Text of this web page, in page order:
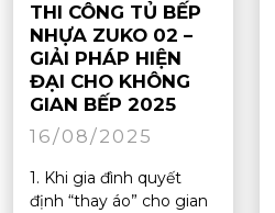
THI CÔNG TỦ BẾP
NHỰA ZUKO 02 –
GIẢI PHÁP HIỆN
ĐẠI CHO KHÔNG
GIAN BẾP 2025
16/08/2025
1. Khi gia đình quyết
định “thay áo” cho gian